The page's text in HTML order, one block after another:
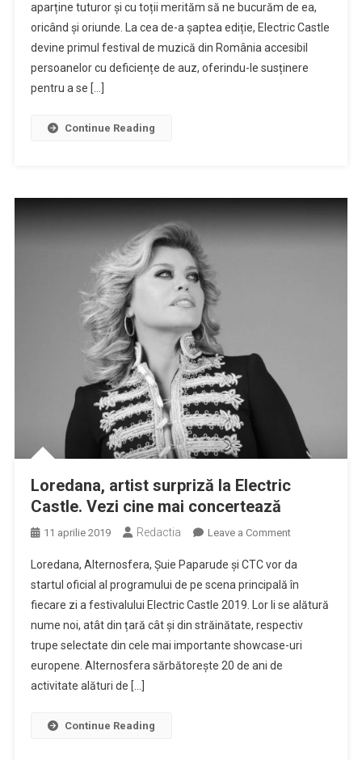
de
muzică
din
România
aparține tuturor și cu toții merităm să ne bucurăm de ea,
oricând și oriunde. La cea de-a șaptea ediție, Electric Castle
devine primul festival de muzică din România accesibil
persoanelor cu deficiențe de auz, oferindu-le susținere
pentru a se […]
Continue Reading
Loredana, artist surpriză la Electric
Castle. Vezi cine mai concertează
11 aprilie 2019 Redactia Leave a Commenton
artist
surpriză
la
Electric
Castle.
Loredana, Alternosfera, Șuie Paparude și CTC vor da
startul oficial al programului de pe scena principală în
fiecare zi a festivalului Electric Castle 2019. Lor li se alătură
nume noi, atât din țară cât și din străinătate, respectiv
trupe selectate din cele mai importante showcase-uri
europene. Alternosfera sărbătorește 20 de ani de
activitate alături de […]
Continue Reading